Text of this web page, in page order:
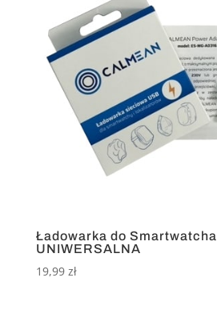
Ładowarka do Smartwatcha
UNIWERSALNA
19,99 zł